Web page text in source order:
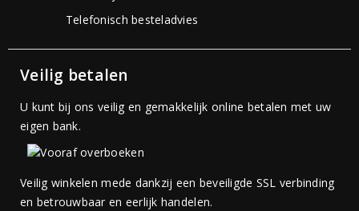
Telefonisch besteladvies
Veilig betalen
U kunt bij ons veilig en gemakkelijk online betalen met uw
eigen bank.
Veilig winkelen mede dankzij een beveiligde SSL verbinding
en betrouwbaar en eerlijk handelen.